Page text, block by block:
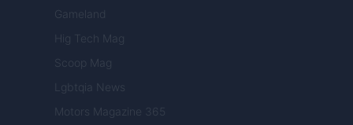
Gameland
Hig Tech Mag
Scoop Mag
Lgbtqia News
Motors Magazine 365